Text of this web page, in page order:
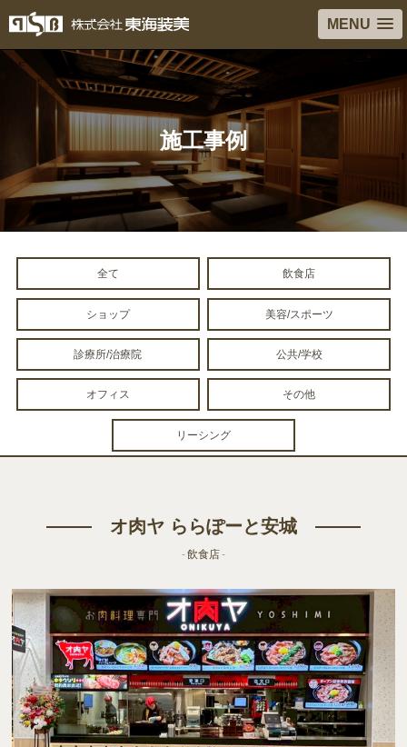
MENU
施工事例
全て 飲食店
ショップ 美容/スポーツ
診療所/治療院 公共/学校
オフィス その他
リーシング
オ肉ヤ ららぽーと安城
- 飲食店 -